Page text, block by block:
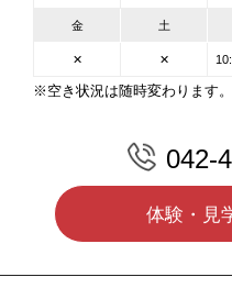
金 土
✕ ✕
※空き状況は随時変わります
042-
体験・見